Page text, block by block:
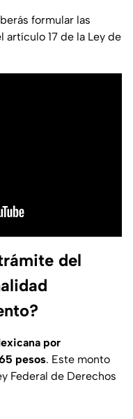
formular las
artículo 17 de la Ley de
del
por
pesos. Este monto
Federal de Derechos